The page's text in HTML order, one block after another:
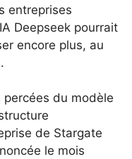
entreprises
Deepseek pourrait
encore plus, au
du modèle
de Stargate
le mois